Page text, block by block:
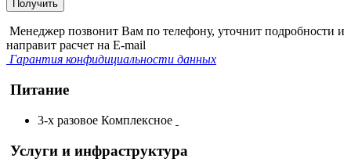
Получить
Менеджер позвонит Вам по телефону, уточнит подробности и
направит расчет на E-mail
Гарантия конфидициальности данных
Питание
3-х разовое Комплексное
Услуги и инфраструктура